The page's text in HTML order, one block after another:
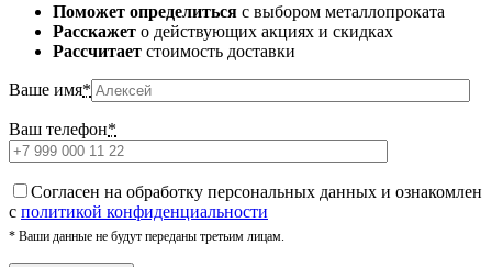
Поможет определиться с выбором металлопроката
Расскажет о действующих акциях и скидках
Рассчитает стоимость доставки
Ваше имя*
Ваш телефон*
Cогласен на обработку персональных данных и ознакомлен
с политикой конфиденциальности
* Ваши данные не будут переданы третьим лицам.